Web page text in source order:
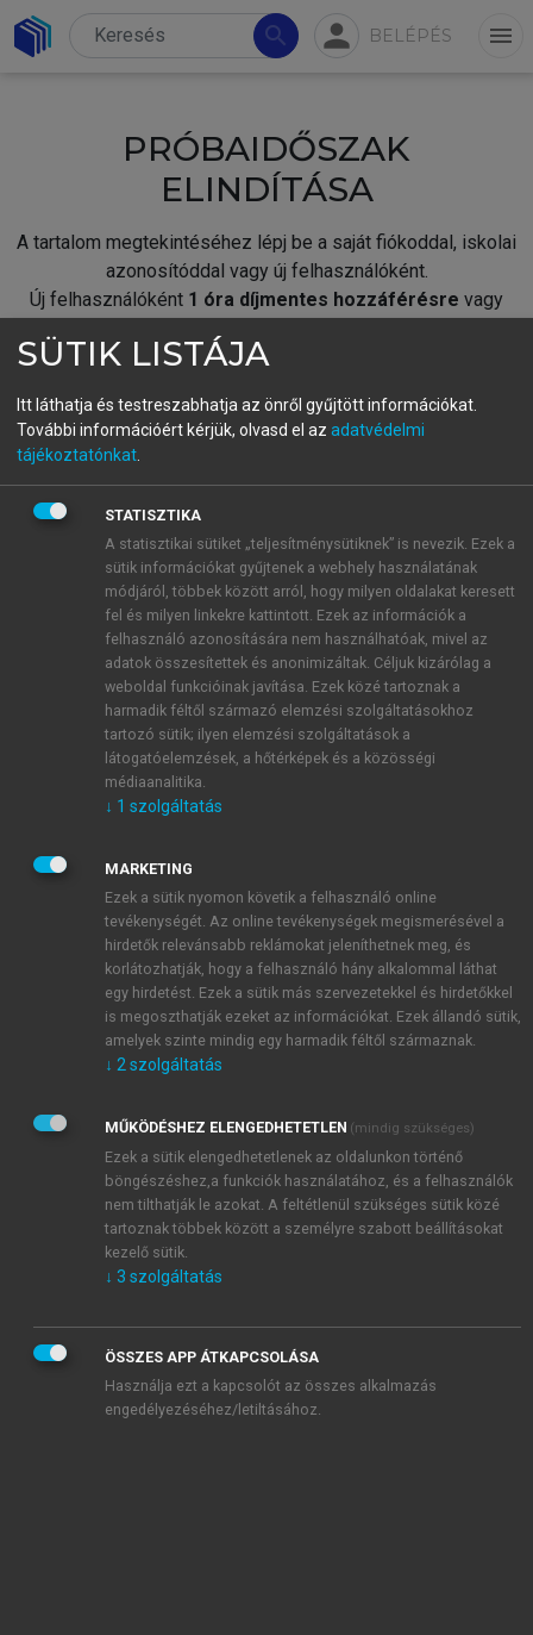
search person BELÉPÉS menu
PRÓBAIDŐSZAK
ELINDÍTÁSA
A tartalom megtekintéséhez lépj be a saját fiókoddal, iskolai
azonosítóddal vagy új felhasználóként.
Új felhasználóként 1 óra díjmentes hozzáférésre vagy
fiókoddal,vagy hozz létre új fiókot.
A regisztráció után apróbaidőszakautomatikusan
BELÉPÉS SAJÁT FIÓKKAL
ÚJ FIÓK LÉTREHOZÁSA
1 óra díjmentes hozzáférés
E-MAIL-CÍM
JELSZÓ
JELSZÓ ÚJRA
Kérek értesítést a MeRSZ újdonságairól, akcióiról.
Kérek értesítést az Akadémiai Kiadó Zrt. újdonságairól,
Adatkezelési tájékoztatóbanfoglaltakat tudomásul
veszem és elfogadom.
Általános vásárlási feltételeket, valamint a szotar.netés a
mersz.huoldalak licencszerződéseiben foglaltakat
tudomásul veszem és elfogadom.
KIPRÓBÁLOM
SÜTIK LISTÁJA
Itt láthatja és testreszabhatja az önről gyűjtött információkat.
További információért kérjük, olvasd el az adatvédelmi
tájékoztatónkat
STATISZTIKA
A statisztikai sütiket „teljesítménysütiknek” is nevezik. Ezek a
sütik információkat gyűjtenek a webhely használatának
módjáról, többek között arról, hogy milyen oldalakat keresett
fel és milyen linkekre kattintott. Ezek az információk a
felhasználó azonosítására nem használhatóak, mivel az
adatok összesítettek és anonimizáltak. Céljuk kizárólag a
weboldal funkcióinak javítása. Ezek közé tartoznak a
harmadik féltől származó elemzési szolgáltatásokhoz
tartozó sütik; ilyen elemzési szolgáltatások a
látogatóelemzések, a hőtérképek és a közösségi
médiaanalitika.
↓ 1 szolgáltatás
MARKETING
Ezek a sütik nyomon követik a felhasználó online
tevékenységét. Az online tevékenységek megismerésével a
hirdetők relevánsabb reklámokat jeleníthetnek meg, és
korlátozhatják, hogy a felhasználó hány alkalommal láthat
egy hirdetést. Ezek a sütik más szervezetekkel és hirdetőkkel
is megoszthatják ezeket az információkat. Ezek állandó sütik,
amelyek szinte mindig egy harmadik féltől származnak.
↓ 2 szolgáltatás
MŰKÖDÉSHEZ ELENGEDHETETLEN (mindig szükséges)
Ezek a sütik elengedhetetlenek az oldalunkon történő
böngészéshez,a funkciók használatához, és a felhasználók
nem tilthatják le azokat. A feltétlenül szükséges sütik közé
tartoznak többek között a személyre szabott beállításokat
kezelő sütik.
↓ 3 szolgáltatás
ÖSSZES APP ÁTKAPCSOLÁSA
Használja ezt a kapcsolót az összes alkalmazás
engedélyezéséhez/letiltásához.